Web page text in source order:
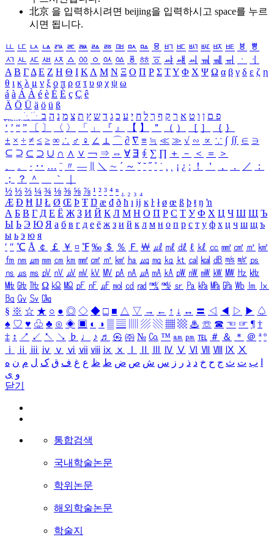
北京 을 입력하시려면 beijing을 입력하시고 space를 누르
시면 됩니다.
ㅥ ㅦ ㅧ ㅨ ㅩ ㅪ ㅫ ㅬ ㅭ ㅮ ㅯ ㅰ ㅱ ㅲ ㅳ ㅴ ㅵ ㅶ ㅷ ㅸ
ㅹ
ㅺ ㅻ ㅼ ㅽ ㅾ ㅿ ㆀ ㆁ ㆂ ㆃ ㆄ ㆅ ㆆ ㆇ ㆈ ㆉ ㆊ ㆋ ㆌ ㆍ
ㆎ
Α Β ΓΔ Ε Ζ Η Θ Ι ΚΛ Μ Ν Ξ Ο Π Ρ Σ ΤΥ Φ Χ Ψ Ω α β γ δ ε ζ η
θ ι κ λ μ ν ξ ο π ρ σ τ υ φ χ ψ ω
á à Á À é è É È ç Ç ê
Ä Ö Ü ä ö ü ß
ִֶֹ ֻּ ׁׂ פ ם ן ו ט א ר ק ף ך ל ח י ע כ ג ד ש ץ ת צ מ נ ה ב
‘ ’ “ ” 〔 〕 〈 〉 「 」 『 』 【 】 ＂ （ ） ［ ］ ｛ ｝
± × ÷ ≠ ≤ ≥ ∞ ∴ ♂ ♀ ∠ ⊥ ⌒ ∂ ∇ ≡ ≒ ≪ ≫ √ ∽ ∝ ∵ ∫ ∬ ∈ ∋
⊆ ⊇ ⊂ ⊃ ∪ ∩ ∧ ∨ ￢ ⇒ ⇔ ∀ ∃ ∮ ∑ ∏ ＋ － ＜ ＝
＞
、
。 · ‥ … ¨ 〃 ― ＼ ∼ ´ ～ ˇ ˘ ˝ ˚ ˙ ¸ ¡ ¿ ː ！ ＇ ， ． ／
：
；
？ ＾ ｀
½ ⅓ ⅔ ¼ ¾ ⅛ ⅜ ⅝ ⅞ ¹ ² ³ ⁴ ⁿ ₁ ₂ ₃ ₄
Æ Ð Ħ Ĳ Ł Ø Œ Þ Ŧ Ŋ æ đ ð ħ ı ĳ ĸ ŀ ł ø œ ß þ ŧ ŋ ŉ
А Б В Г Д Е Ё Ж З И Й К Л М Н О П Р С Т У Ф Х Ц Ч Ш Щ Ъ
Ы Ь Э Ю Я а б в г д е ё ж з и й к л м н о п р с т у ф х ц ч ш щ ъ
ы ь э ю я
′ ″ ℃ Å ￠ ￡ ￥ ¤ ℉ ‰ ＄ ％ Ｆ ￦ ㎕ ㎖ ㎗ ℓ ㎘ ㏄ ㎣ ㎤ ㎥ ㎦
㎙ ㎚ ㎛ ㎜ ㎝ ㎞ ㎟ ㎠ ㎡ ㎢ ㏊ ㎍ ㎎ ㎏ ㏏ ㎈ ㎉ ㏈ ㎧ ㎨ ㎰
㎱ ㎲ ㎳ ㎴ ㎵ ㎶ ㎷ ㎸ ㎹ ㎀ ㎁ ㎂ ㎃ ㎄ ㎺ ㎻ ㎽ ㎾ ㎿ ㎐ ㎑
㎒ ㎓ ㎔ Ω ㏀ ㏁ ㎊ ㎋ ㎌ ㏖ ㏅ ㎭ ㎮ ㎯ ㏛ ㎩ ㎪ ㎫ ㎬ ㏝ ㏐
㏓
㏃ ㏉ ㏜ ㏆
§ ※ ☆ ★ ○ ● ◎ ◇ ◆ □ ■ △ ▽ → ← ↑ ↓ ↔ 〓 ◁ ◀ ▷ ▶ ♤
♠ ♡ ♥ ♧ ♣ ⊙ ◈ ▣ ◐ ◑ ▒ ▤ ▨ ▧ ▦ ▩ ♨ ☏ ☎ ☜ ☞ ¶ †
‡ ↕ ↗ ↙ ↖ ↘ ♭ ♩ ♪ ♬ ㉿ ㈜ № ㏇ ™ ㏂ ㏘ ℡ ＃ ＆ ＊ ＠ ª º
ⅰ
ⅱ ⅲ ⅳ ⅴ ⅵ ⅶ ⅷ ⅸ ⅹ Ⅳ Ⅴ Ⅵ Ⅶ Ⅷ Ⅸ Ⅹ
ب ت ث ج ح خ د ذ ر ز س ش ص ض ط ظ ع غ ف ق ک ل م ن ه
و ی
닫기
통합검색
국내학술논문
학위논문
해외학술논문
학술지